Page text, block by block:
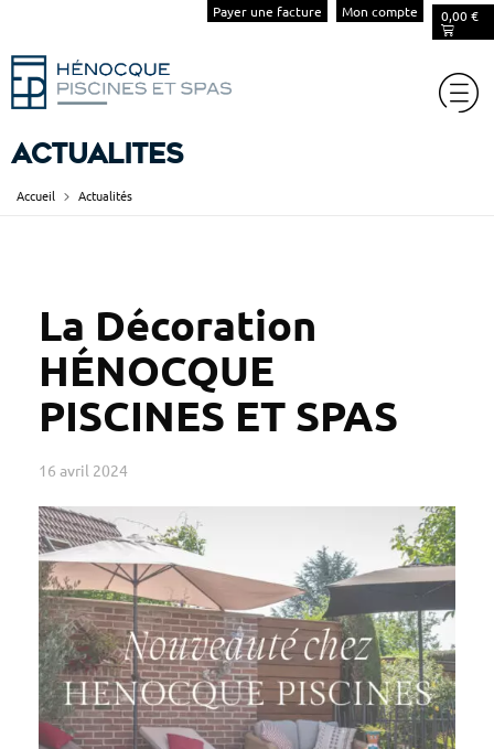
Payer une facture Mon compte 0,00 €
Actualités
Accueil Actualités
La Décoration
HÉNOCQUE
PISCINES ET SPAS
16 avril 2024